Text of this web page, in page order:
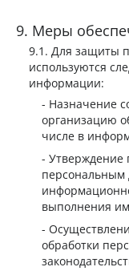
Меры
Для защиты
используются
информации:
Назначение
организацию
числе в
Утверждение
выполнения
обработки